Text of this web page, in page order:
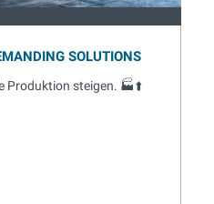
SOLUTIONS
Produktion steigen. 🏭⬆️